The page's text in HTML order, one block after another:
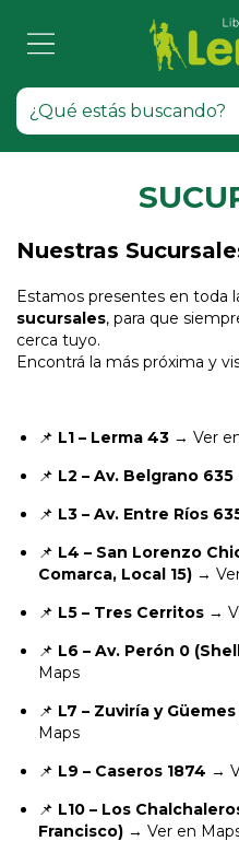
Nuestras
Estamos presentes en toda
sucursales, para que
cerca tuyo.
Encontrá la más próxima y
📌 L1 – Lerma 43 → Ver
📌 L2 – Av. Belgrano 635
📌 L3 – Av. Entre Ríos
📌 L4 – San Lorenzo
Comarca, Local 15) →
📌 L5 – Tres Cerritos →
📌 L6 – Av. Perón 0
Maps
📌 L7 – Zuviría y
Maps
📌 L9 – Caseros 1874 →
📌 L10 – Los
Francisco) → Ver en